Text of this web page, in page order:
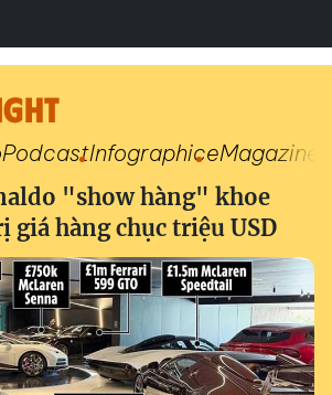
PodcastInfographiceMagazine
"show hàng" khoe
giá hàng chục triệu USD